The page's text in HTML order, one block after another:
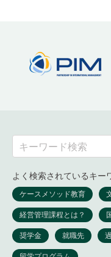
よく検索されているキー